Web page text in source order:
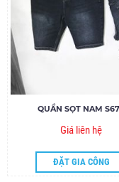
QUẦN SỌT NAM
Giá liên hệ
ĐẶT GIA CÔNG